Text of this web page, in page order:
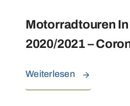
Motorradtouren
2020/2021 –
Weiterlesen